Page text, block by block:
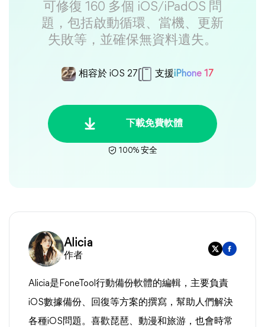
可修復 160 多個 iOS/iPadOS 問
題，包括啟動循環、當機、更新
失敗等，並確保無資料遺失。
相容於 iOS 27 支援iPhone 17
下載免費軟體
100% 安全
Alicia
作者
Alicia是FoneTool行動備份軟體的編輯，主要負責
iOS數據備份、回復等方案的撰寫，幫助人們解決
各種iOS問題。喜歡琵琶、動漫和旅游，也會時常